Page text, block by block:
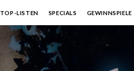
TOP-LISTEN SPECIALS GEWINNSPIELE